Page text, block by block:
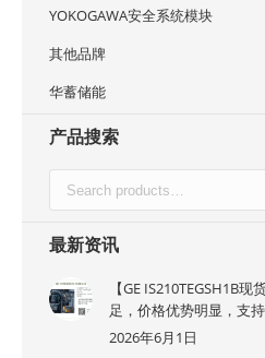
YOKOGAWA安全系统模块
其他品牌
华蓄储能
产品搜索
最新资讯
【GE IS210TEGSH1B
足，价格优势明显，支
2026年6月1日